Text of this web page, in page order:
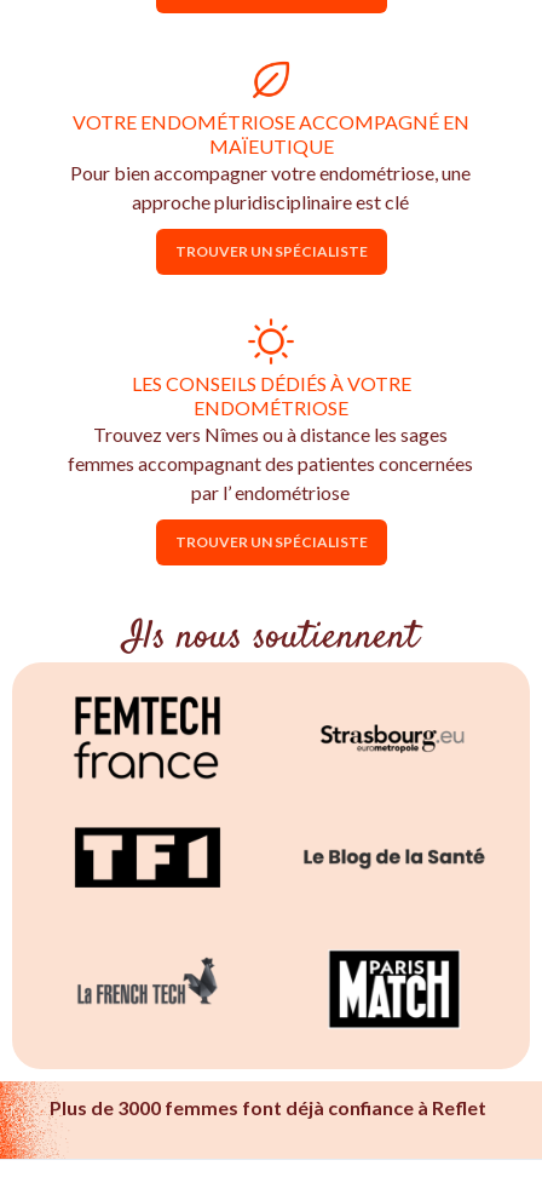
VOTRE ENDOMÉTRIOSE ACCOMPAGNÉ EN
MAÏEUTIQUE
Pour bien accompagner votre endométriose, une
approche pluridisciplinaire est clé
TROUVER UN SPÉCIALISTE
LES CONSEILS DÉDIÉS À VOTRE
ENDOMÉTRIOSE
Trouvez vers Nîmes ou à distance les sages
femmes accompagnant des patientes concernées
par l’ endométriose
TROUVER UN SPÉCIALISTE
Ils nous soutiennent
Plus de 3000 femmes font déjà confiance à Reflet